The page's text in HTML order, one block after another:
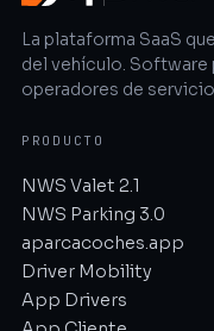
La plataforma SaaS
del vehículo. Software
operadores de
PRODUCTO
NWS Valet 2.1
NWS Parking 3.0
aparcacoches.app
Driver Mobility
App Drivers